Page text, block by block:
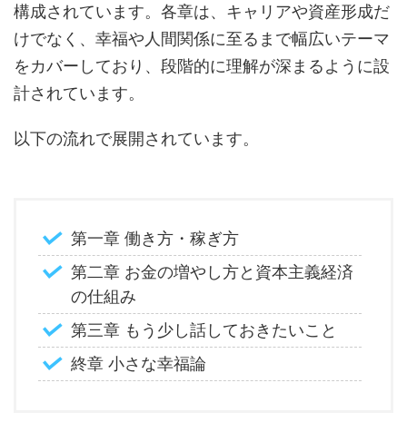
構成されています。各章は、キャリアや資産形成だ
けでなく、幸福や人間関係に至るまで幅広いテーマ
をカバーしており、段階的に理解が深まるように設
計されています。
以下の流れで展開されています。
第一章 働き方・稼ぎ方
第二章 お金の増やし方と資本主義経済
の仕組み
第三章 もう少し話しておきたいこと
終章 小さな幸福論